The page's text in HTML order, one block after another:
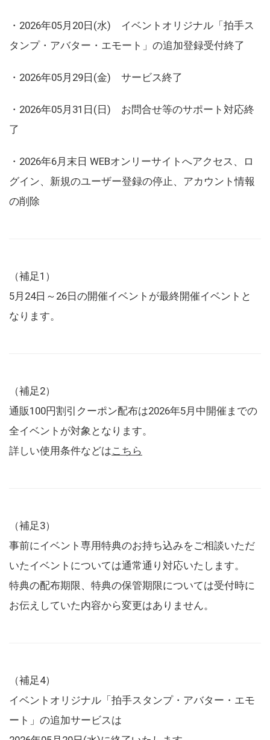
・2026年05月20日(水) イベントオリジナル「拍手ス
タンプ・アバター・エモート」の追加登録受付終了
・2026年05月29日(金) サービス終了
・2026年05月31日(日) お問合せ等のサポート対応終
了
・2026年6月末日 WEBオンリーサイトへアクセス、ロ
グイン、新規のユーザー登録の停止、アカウント情報
の削除
（補足1）
5月24日～26日の開催イベントが最終開催イベントと
なります。
（補足2）
通販100円割引クーポン配布は2026年5月中開催までの
全イベントが対象となります。
詳しい使用条件などはこちら
（補足3）
事前にイベント専用特典のお持ち込みをご相談いただ
いたイベントについては通常通り対応いたします。
特典の配布期限、特典の保管期限については受付時に
お伝えしていた内容から変更はありません。
（補足4）
イベントオリジナル「拍手スタンプ・アバター・エモ
ート」の追加サービスは